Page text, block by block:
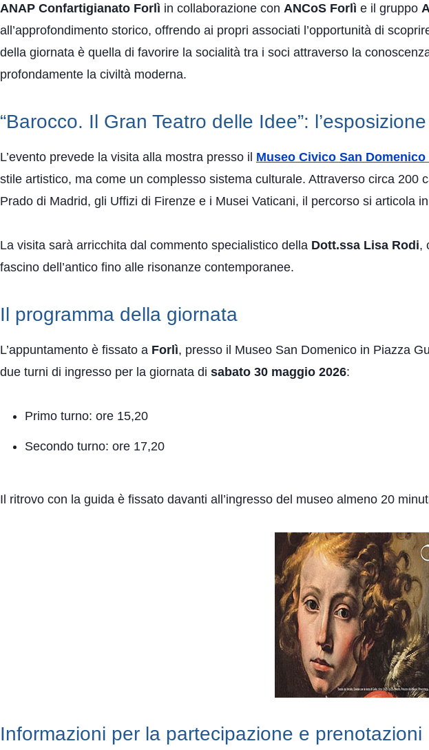
ANAP Confartigianato Forlì in collaborazione con ANCoS Forlì e il gruppo
all’approfondimento storico, offrendo ai propri associati l’opportunità di
della giornata è quella di favorire la socialità tra i soci attraverso la
profondamente la civiltà moderna.
“Barocco. Il Gran Teatro delle Idee”: l’esposizione
L’evento prevede la visita alla mostra presso il Museo Civico San
stile artistico, ma come un complesso sistema culturale. Attraverso circa
Prado di Madrid, gli Uffizi di Firenze e i Musei Vaticani, il percorso si articola
La visita sarà arricchita dal commento specialistico della Dott.ssa Lisa Rodi,
fascino dell’antico fino alle risonanze contemporanee.
Il programma della giornata
L’appuntamento è fissato a Forlì, presso il Museo San Domenico in Piazza
due turni di ingresso per la giornata di sabato 30 maggio 2026:
Primo turno: ore 15,20
Secondo turno: ore 17,20
Il ritrovo con la guida è fissato davanti all’ingresso del museo almeno 20
Informazioni per la partecipazione e prenotazioni